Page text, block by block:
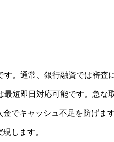
。通常、銀行融資では審査
最短即日対応可能です。急な
でキャッシュ不足を防げま
します。